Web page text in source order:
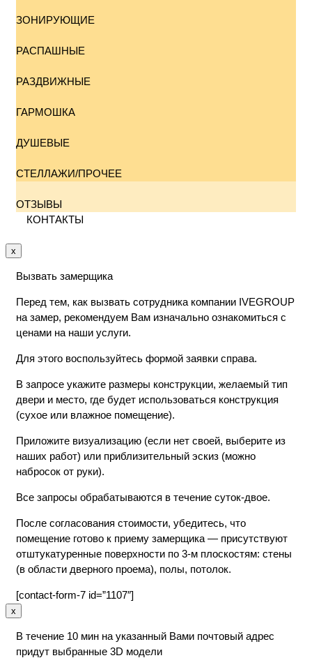
ЗОНИРУЮЩИЕ
РАСПАШНЫЕ
РАЗДВИЖНЫЕ
ГАРМОШКА
ДУШЕВЫЕ
СТЕЛЛАЖИ/ПРОЧЕЕ
ОТЗЫВЫ
КОНТАКТЫ
x
Вызвать замерщика
Перед тем, как вызвать сотрудника компании IVEGROUP
на замер, рекомендуем Вам изначально ознакомиться с
ценами на наши услуги.
Для этого воспользуйтесь формой заявки справа.
В запросе укажите размеры конструкции, желаемый тип
двери и место, где будет использоваться конструкция
(сухое или влажное помещение).
Приложите визуализацию (если нет своей, выберите из
наших работ) или приблизительный эскиз (можно
набросок от руки).
Все запросы обрабатываются в течение суток-двое.
После согласования стоимости, убедитесь, что
помещение готово к приему замерщика — присутствуют
отштукатуренные поверхности по 3-м плоскостям: стены
(в области дверного проема), полы, потолок.
[contact-form-7 id=”1107″]
x
В течение 10 мин на указанный Вами почтовый адрес
придут выбранные 3D модели